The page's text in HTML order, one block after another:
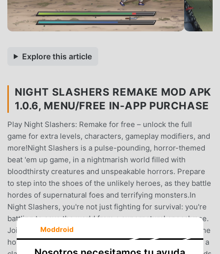
Explore this article
NIGHT SLASHERS REMAKE MOD APK
1.0.6, MENU/FREE IN-APP PURCHASE
Play Night Slashers: Remake for free – unlock the full
game for extra levels, characters, gameplay modifiers, and
more!Night Slashers is a pulse-pounding, horror-themed
beat 'em up game, in a nightmarish world filled with
bloodthirsty creatures and unspeakable horrors. Prepare
to step into the shoes of the unlikely heroes, as they battle
hordes of supernatural foes and terrifying monsters.In
Night Slashers, you're not just fighting for survival: you're
battling to save the world from a supernatural apocalypse.
Join the fight, experience the adrenaline, and embrace the
horror. Your darkest nightmares await…Night Slashers is a
Moddroid